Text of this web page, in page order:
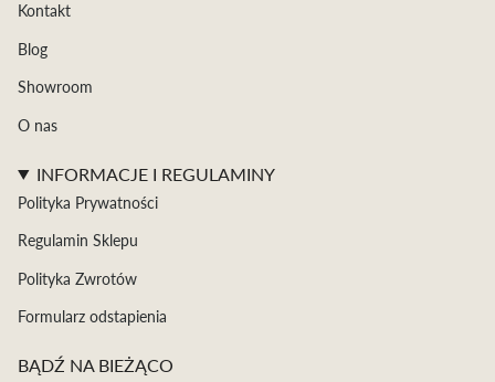
Kontakt
Blog
Showroom
O nas
INFORMACJE I REGULAMINY
Polityka Prywatności
Regulamin Sklepu
Polityka Zwrotów
Formularz odstapienia
BĄDŹ NA BIEŻĄCO